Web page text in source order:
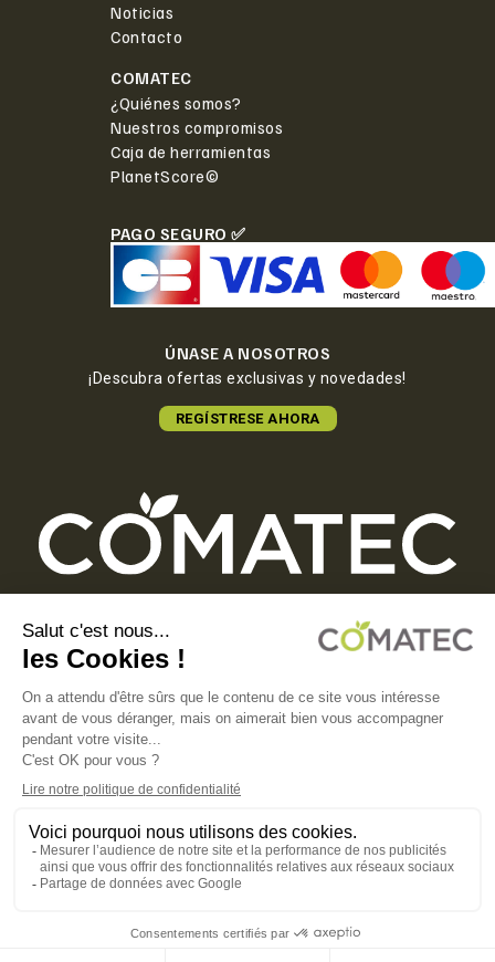
Noticias
Contacto
COMATEC
¿Quiénes somos?
Nuestros compromisos
Caja de herramientas
PlanetScore©
PAGO SEGURO ✅
ÚNASE A NOSOTROS
¡Descubra ofertas exclusivas y novedades!
REGÍSTRESE AHORA
COMATEC PACKAGING
Boulevard François-Xavier Fafeur
AVISO LEGAL
CONDICIONES GENERALES DE VENTA